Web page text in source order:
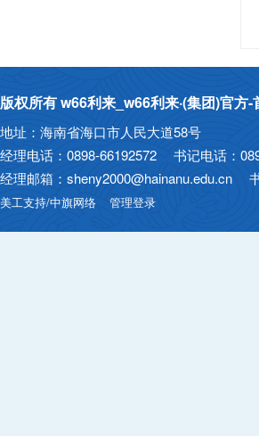
版权所有 w66利来_w66利来·(集团)官方-
地址：海南省海口市人民大道58号
经理电话：0898-66192572 书记电话：
经理邮箱：sheny2000@hainanu.edu.cn
美工支持/中旗网络 管理登录